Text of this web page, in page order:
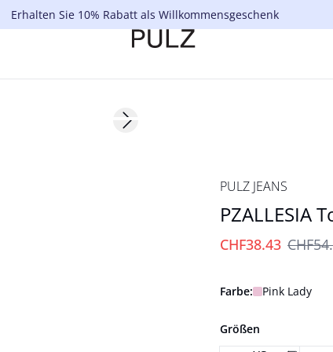
Erhalten Sie 10% Rabatt als Willkommensgeschenk
Next slide
PULZ JEANS
PZALLESIA
CHF38.43
Farbe: Pink Lady
Größen